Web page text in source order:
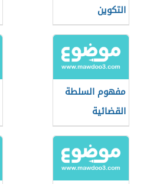
التكوين
مفهوم السلطة
القضائية